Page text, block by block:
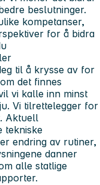
beslutninger.
kompetanser,
for å bidra
til å krysse av for
det finnes
vi kalle inn minst
Vi tilrettelegger for
Aktuell
tekniske
endring av rutiner,
danner
alle statlige